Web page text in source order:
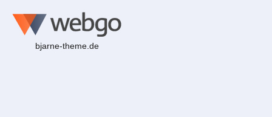
bjarne-theme.de